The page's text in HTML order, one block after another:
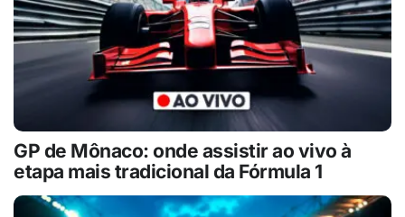
GP de Mônaco: onde assistir ao vivo à
etapa mais tradicional da Fórmula 1